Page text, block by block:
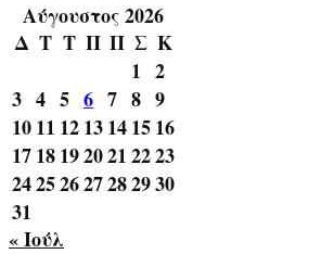
Αύγουστος 2026
Δ Τ Τ Π Π Σ Κ
1 2
3 4 5 6 7 8 9
1011 1213141516
17181920212223
24252627282930
31
« Ιούλ